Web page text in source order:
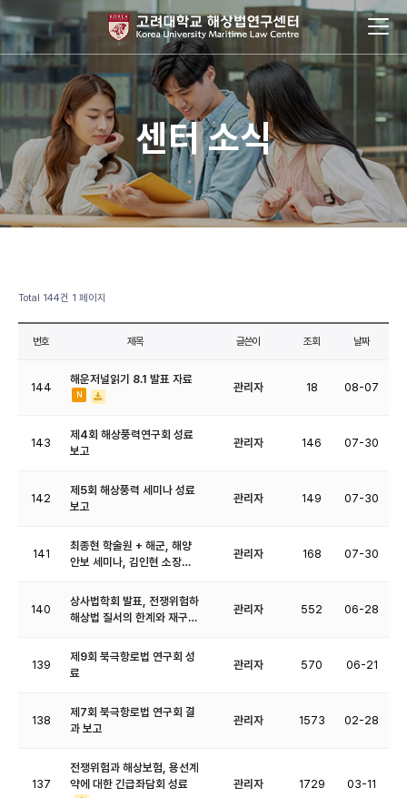
센터 소식
Total 144건 1 페이지
번호 제목 글쓴이 조회 날짜
144
해운저널읽기 8.1 발표 자료
N
관리자 18 08-07
143
제4회 해상풍력연구회 성료
보고
관리자 146 07-30
142
제5회 해상풍력 세미나 성료
보고
관리자 149 07-30
141
최종현 학술원 + 해군, 해양
안보 세미나, 김인현 소장…
관리자 168 07-30
140
상사법학회 발표, 전쟁위험하
해상법 질서의 한계와 재구…
관리자 552 06-28
139
제9회 북극항로법 연구회 성
료
관리자 570 06-21
138
제7회 북극항로법 연구회 결
과 보고
관리자 1573 02-28
137
전쟁위험과 해상보험, 용선계
약에 대한 긴급좌담회 성료
관리자 1729 03-11